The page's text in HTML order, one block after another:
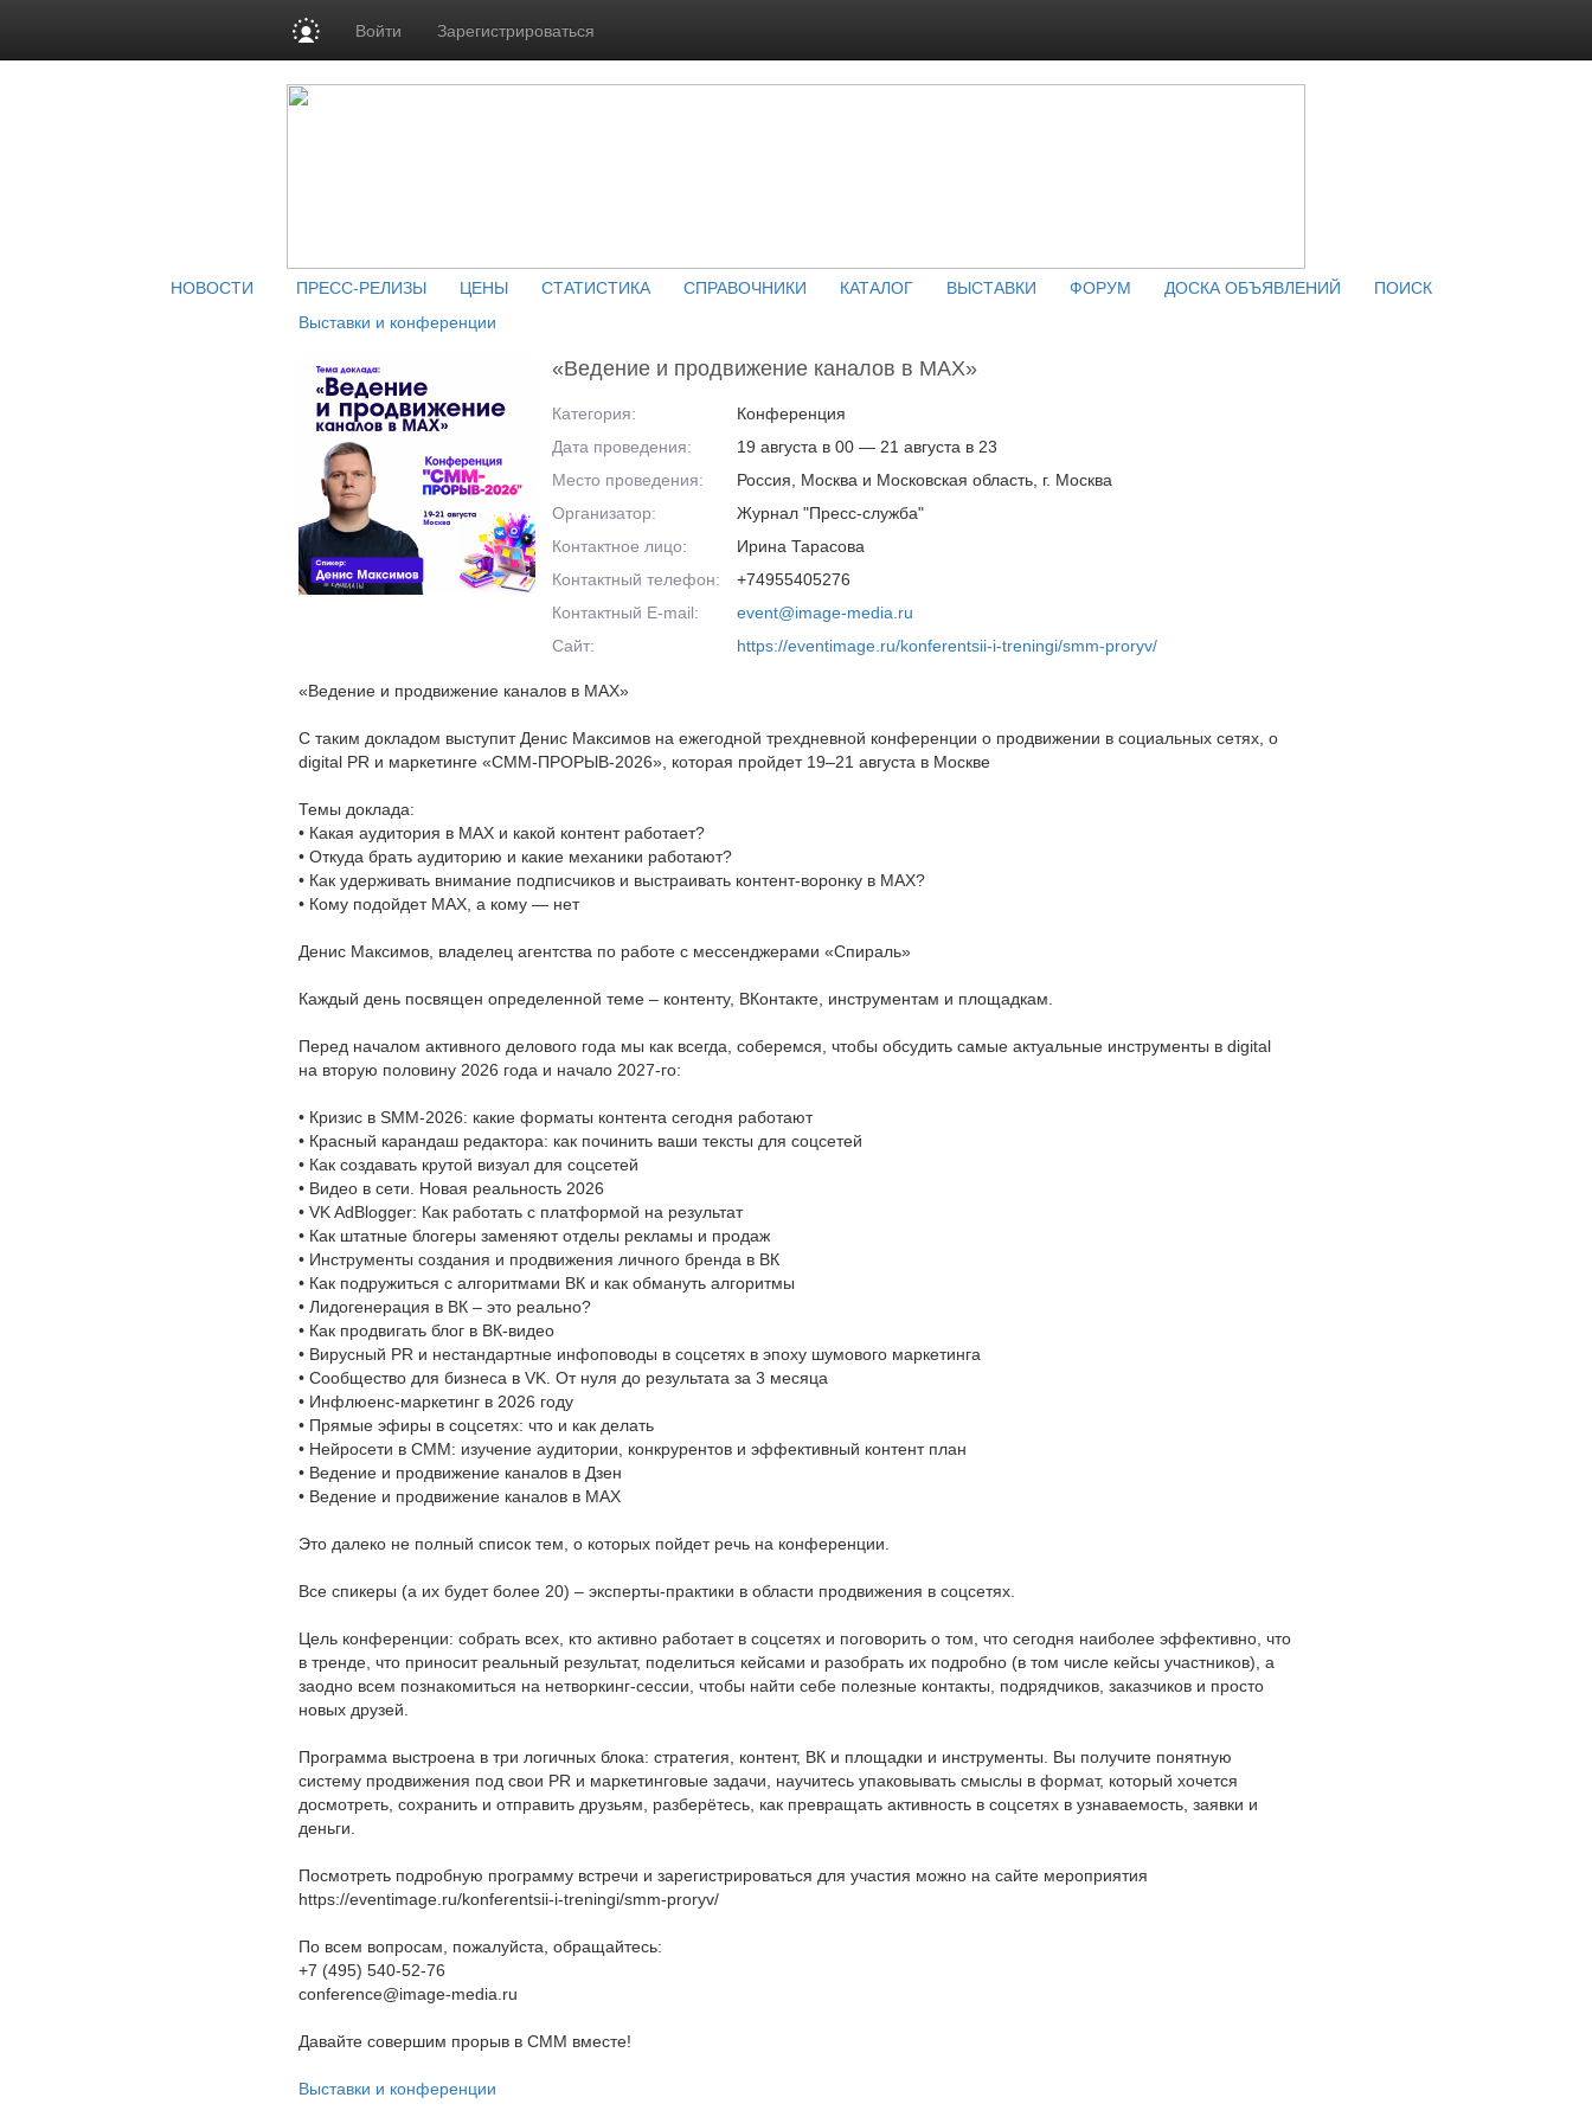
Войти Зарегистрироваться
НОВОСТИ ПРЕСС-РЕЛИЗЫ ЦЕНЫ СТАТИСТИКА СПРАВОЧНИКИ КАТАЛОГ ВЫСТАВКИ ФОРУМ ДОСКА ОБЪЯВЛЕНИЙ ПОИСК
Выставки и конференции
«Ведение и продвижение каналов в МАХ»
Категория:
Конференция
Дата проведения:
19 августа в 00 — 21 августа в 23
Место проведения:
Россия, Москва и Московская область, г. Москва
Организатор:
Журнал "Пресс-служба"
Контактное лицо:
Ирина Тарасова
Контактный телефон:
+74955405276
Контактный E-mail:
event@image-media.ru
Сайт:
https://eventimage.ru/konferentsii-i-treningi/smm-proryv/
«Ведение и продвижение каналов в МАХ»
С таким докладом выступит Денис Максимов на ежегодной трехдневной конференции о продвижении в социальных сетях, о
digital PR и маркетинге «СММ-ПРОРЫВ-2026», которая пройдет 19–21 августа в Москве
Темы доклада:
• Какая аудитория в MAX и какой контент работает?
• Откуда брать аудиторию и какие механики работают?
• Как удерживать внимание подписчиков и выстраивать контент-воронку в MAX?
• Кому подойдет MAX, а кому — нет
Денис Максимов, владелец агентства по работе с мессенджерами «Спираль»
Каждый день посвящен определенной теме – контенту, ВКонтакте, инструментам и площадкам.
Перед началом активного делового года мы как всегда, соберемся, чтобы обсудить самые актуальные инструменты в digital
на вторую половину 2026 года и начало 2027-го:
• Кризис в SMM-2026: какие форматы контента сегодня работают
• Красный карандаш редактора: как починить ваши тексты для соцсетей
• Как создавать крутой визуал для соцсетей
• Видео в сети. Новая реальность 2026
• VK AdBlogger: Как работать с платформой на результат
• Как штатные блогеры заменяют отделы рекламы и продаж
• Инструменты создания и продвижения личного бренда в ВК
• Как подружиться с алгоритмами ВК и как обмануть алгоритмы
• Лидогенерация в ВК – это реально?
• Как продвигать блог в ВК-видео
• Вирусный PR и нестандартные инфоповоды в соцсетях в эпоху шумового маркетинга
• Сообщество для бизнеса в VK. От нуля до результата за 3 месяца
• Инфлюенс-маркетинг в 2026 году
• Прямые эфиры в соцсетях: что и как делать
• Нейросети в СММ: изучение аудитории, конкрурентов и эффективный контент план
• Ведение и продвижение каналов в Дзен
• Ведение и продвижение каналов в МАХ
Это далеко не полный список тем, о которых пойдет речь на конференции.
Все спикеры (а их будет более 20) – эксперты-практики в области продвижения в соцсетях.
Цель конференции: собрать всех, кто активно работает в соцсетях и поговорить о том, что сегодня наиболее эффективно, что
в тренде, что приносит реальный результат, поделиться кейсами и разобрать их подробно (в том числе кейсы участников), а
заодно всем познакомиться на нетворкинг-сессии, чтобы найти себе полезные контакты, подрядчиков, заказчиков и просто
новых друзей.
Программа выстроена в три логичных блока: стратегия, контент, ВК и площадки и инструменты. Вы получите понятную
систему продвижения под свои PR и маркетинговые задачи, научитесь упаковывать смыслы в формат, который хочется
досмотреть, сохранить и отправить друзьям, разберётесь, как превращать активность в соцсетях в узнаваемость, заявки и
деньги.
Посмотреть подробную программу встречи и зарегистрироваться для участия можно на сайте мероприятия
https://eventimage.ru/konferentsii-i-treningi/smm-proryv/
По всем вопросам, пожалуйста, обращайтесь:
+7 (495) 540-52-76
conference@image-media.ru
Давайте совершим прорыв в СММ вместе!
Выставки и конференции